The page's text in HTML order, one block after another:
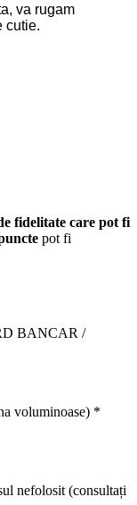
va rugam
cutie.
fidelitate care pot fi
pot fi
BANCAR /
voluminoase) *
nefolosit (consultați